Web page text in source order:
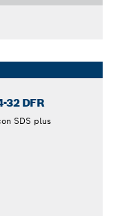
32 DFR
SDS plus